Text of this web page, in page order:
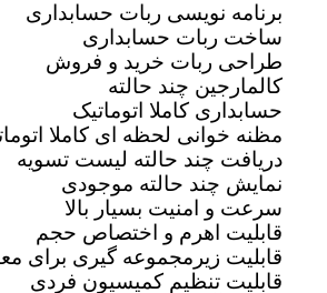
برنامه نویسی ربات حسابداری
ساخت ربات حسابداری
طراحی ربات خرید و فروش
کالمارجین چند حالته
حسابداری کاملا اتوماتیک
مظنه خوانی لحظه ای کاملا اتوماتیک
دریافت چند حالته لیست تسویه
نمایش چند حالته موجودی
سرعت و امنیت بسیار بالا
قابلیت اهرم و اختصاص حجم
قابلیت زیرمجموعه گیری برای
قابلیت تنظیم کمیسیون فردی